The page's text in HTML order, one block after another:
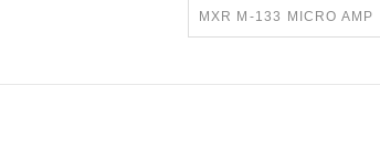
MXR M-133 MICRO AMP